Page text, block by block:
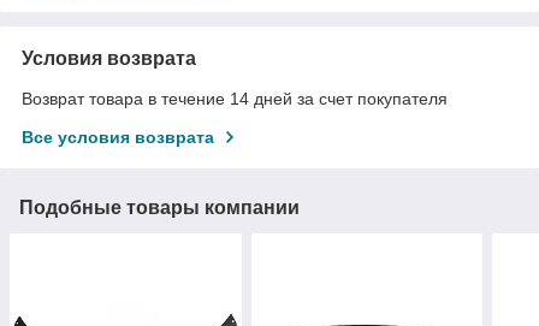
Условия возврата
Возврат товара в течение 14 дней за счет покупателя
Все условия возврата
Подобные товары компании